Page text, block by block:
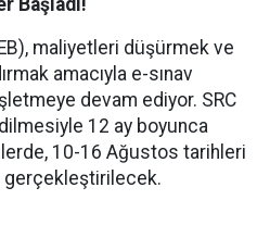
Başladı!
maliyetleri düşürmek ve
amacıyla e-sınav
devam ediyor. SRC
12 ay boyunca
10-16 Ağustos tarihleri
gerçekleştirilecek.